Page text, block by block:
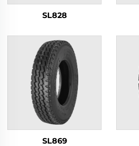
SL828
SL869